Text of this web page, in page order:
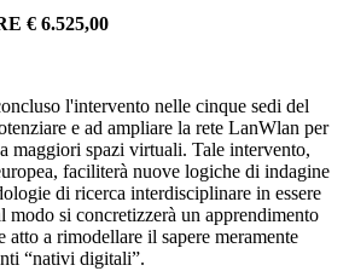
€ 6.525,00
l'intervento nelle cinque sedi del
e ad ampliare la rete LanWlan per
maggiori spazi virtuali. Tale intervento,
faciliterà nuove logiche di indagine
di ricerca interdisciplinare in essere
modo si concretizzerà un apprendimento
atto a rimodellare il sapere meramente
“nativi digitali”.